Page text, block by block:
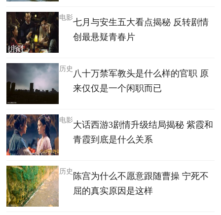
七月与安生五大看点揭秘 反转剧情
创最悬疑青春片
电影
八十万禁军教头是什么样的官职 原
来仅仅是一个闲职而已
历史
大话西游3剧情升级结局揭秘 紫霞和
青霞到底是什么关系
电影
陈宫为什么不愿意跟随曹操 宁死不
屈的真实原因是这样
历史